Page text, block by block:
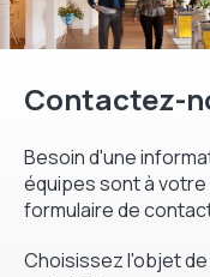
Contactez-
Besoin d'une
équipes sont à votre
formulaire de
Choisissez l'objet